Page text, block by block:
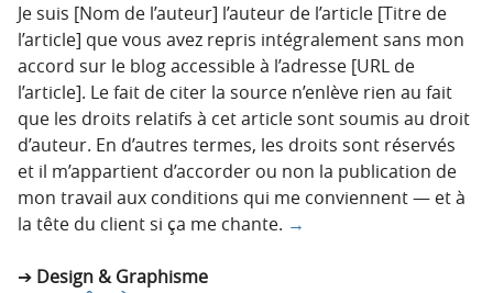
Je suis [Nom de l’auteur] l’auteur de l’article [Titre de
l’article] que vous avez repris intégralement sans mon
accord sur le blog accessible à l’adresse [URL de
l’article]. Le fait de citer la source n’enlève rien au fait
que les droits relatifs à cet article sont soumis au droit
d’auteur. En d’autres termes, les droits sont réservés
et il m’appartient d’accorder ou non la publication de
mon travail aux conditions qui me conviennent — et à
la tête du client si ça me chante. →
Design & Graphisme